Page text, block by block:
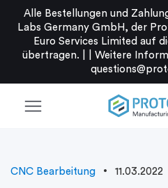
Alle Bestellungen und
Labs Germany GmbH, der
Euro Services Limited auf
übertragen. |
Weitere
menu
CNC Bearbeitung 11.03.2022